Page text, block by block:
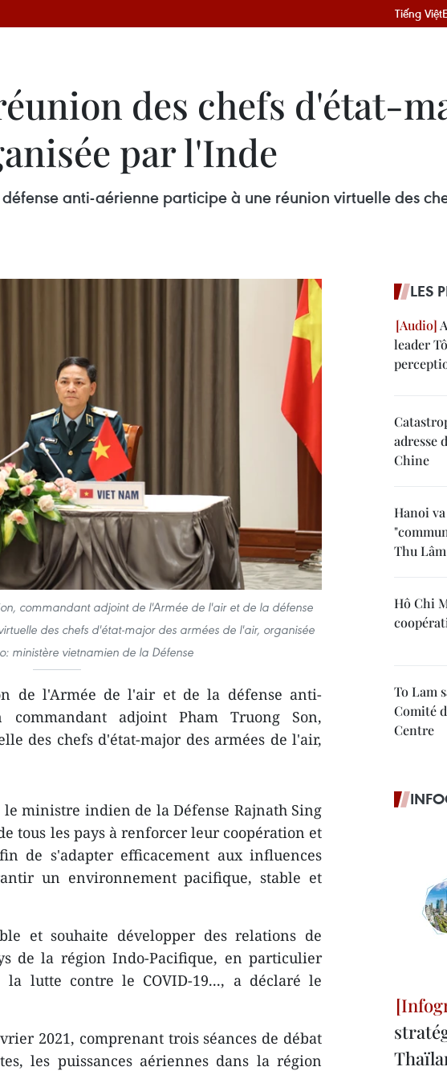
Tiếng Việt
des chefs d'état-
par l'Inde
anti-aérienne participe à une réunion virtuelle des
commandant adjoint de l'Armée de l'air et de la défense
des chefs d'état-major des armées de l'air, organisée
ministère vietnamien de la Défense
de l'Armée de l'air et de la défense anti-
adjoint Pham Truong Son,
des chefs d'état-major des armées de l'air,
le ministre indien de la Défense Rajnath Sing
tous les pays à renforcer leur coopération et
de s'adapter efficacement aux influences
un environnement pacifique, stable et
et souhaite développer des relations de
de la région Indo-Pacifique, en particulier
lutte contre le COVID-19..., a déclaré le
2021, comprenant trois séances de débat
les puissances aériennes dans la région
LES
leader
adresse
Chine
Hanoi
Thu Lâm
Hô Chi
To Lam
Comité
Centre